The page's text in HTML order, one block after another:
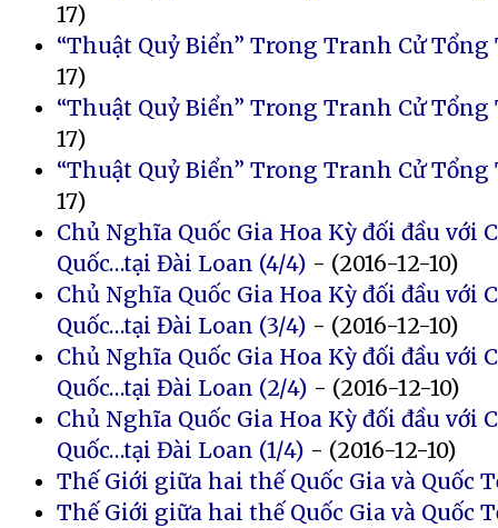
17)
“Thuật Quỷ Biển” Trong Tranh Cử
17)
“Thuật Quỷ Biển” Trong Tranh Cử
17)
“Thuật Quỷ Biển” Trong Tranh Cử
17)
Chủ Nghĩa Quốc Gia Hoa Kỳ đối đầu
Quốc…tại Đài Loan (4/4) - (2016-12-10)
Chủ Nghĩa Quốc Gia Hoa Kỳ đối đầu
Quốc…tại Đài Loan (3/4) - (2016-12-10)
Chủ Nghĩa Quốc Gia Hoa Kỳ đối đầu
Quốc…tại Đài Loan (2/4) - (2016-12-10)
Chủ Nghĩa Quốc Gia Hoa Kỳ đối đầu
Quốc…tại Đài Loan (1/4) - (2016-12-10)
Thế Giới giữa hai thế Quốc Gia và Quốc
Thế Giới giữa hai thế Quốc Gia và Quốc